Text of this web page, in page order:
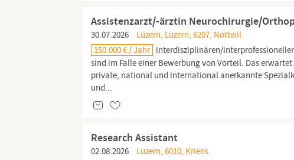
Assistenzarzt/-ärztin Neurochirurgie/
30.07.2026
Luzern, Luzern, 6207, Nottwil
150.000 € / Jahr interdisziplinären/
sind im Falle einer Bewerbung von Vorteil. Das
private, national und international anerkannte
und...
Research Assistant
02.08.2026
Luzern, 6010, Kriens